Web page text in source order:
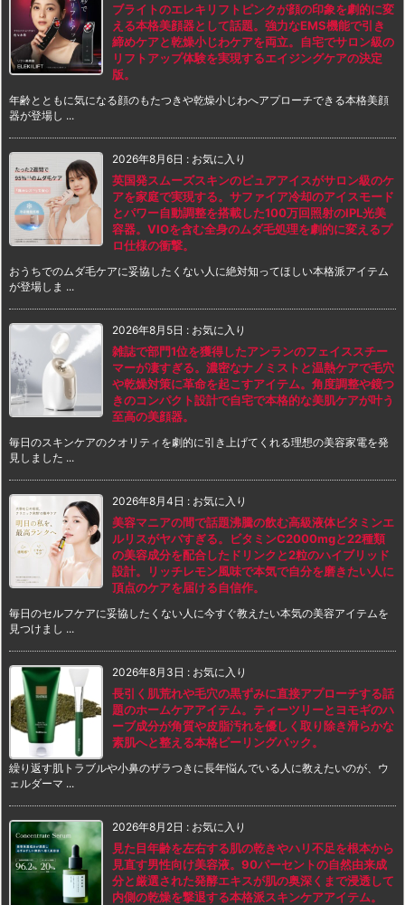
ブライトのエレキリフトピンクが顔の印象を劇的に変
える本格美顔器として話題。強力なEMS機能で引き
締めケアと乾燥小じわケアを両立。自宅でサロン級の
リフトアップ体験を実現するエイジングケアの決定
版。
年齢とともに気になる顔のもたつきや乾燥小じわへアプローチできる本格美顔
器が登場し ...
2026年8月6日 : お気に入り
英国発スムーズスキンのピュアアイスがサロン級のケ
アを家庭で実現する。サファイア冷却のアイスモード
とパワー自動調整を搭載した100万回照射のIPL光美
容器。VIOを含む全身のムダ毛処理を劇的に変えるプ
ロ仕様の衝撃。
おうちでのムダ毛ケアに妥協したくない人に絶対知ってほしい本格派アイテム
が登場しま ...
2026年8月5日 : お気に入り
雑誌で部門1位を獲得したアンランのフェイススチー
マーが凄すぎる。濃密なナノミストと温熱ケアで毛穴
や乾燥対策に革命を起こすアイテム。角度調整や鏡つ
きのコンパクト設計で自宅で本格的な美肌ケアが叶う
至高の美顔器。
毎日のスキンケアのクオリティを劇的に引き上げてくれる理想の美容家電を発
見しました ...
2026年8月4日 : お気に入り
美容マニアの間で話題沸騰の飲む高級液体ビタミンエ
ルリスがヤバすぎる。ビタミンC2000mgと22種類
の美容成分を配合したドリンクと2粒のハイブリッド
設計。リッチレモン風味で本気で自分を磨きたい人に
頂点のケアを届ける自信作。
毎日のセルフケアに妥協したくない人に今すぐ教えたい本気の美容アイテムを
見つけまし ...
2026年8月3日 : お気に入り
長引く肌荒れや毛穴の黒ずみに直接アプローチする話
題のホームケアアイテム。ティーツリーとヨモギのハ
ーブ成分が角質や皮脂汚れを優しく取り除き滑らかな
素肌へと整える本格ピーリングパック。
繰り返す肌トラブルや小鼻のザラつきに長年悩んでいる人に教えたいのが、ウ
ェルダーマ ...
2026年8月2日 : お気に入り
見た目年齢を左右する肌の乾きやハリ不足を根本から
見直す男性向け美容液。90パーセントの自然由来成
分と厳選された発酵エキスが肌の奥深くまで浸透して
内側の乾燥を撃退する本格派スキンケアアイテム。